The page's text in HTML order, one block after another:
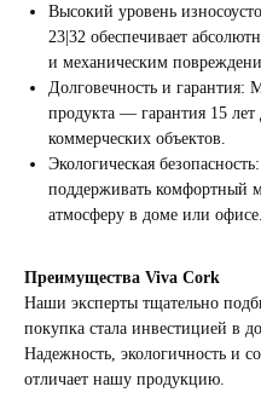
Высокий уровень
23|32 обеспечивает
и механическим
Долговечность и гарантия:
продукта — гарантия 15
коммерческих объектов.
Экологическая
поддерживать комфортный
атмосферу в доме или офисе.
Преимущества Viva Cork
Наши эксперты тщательно
покупка стала инвестицией в
Надежность, экологичность и
отличает нашу продукцию.